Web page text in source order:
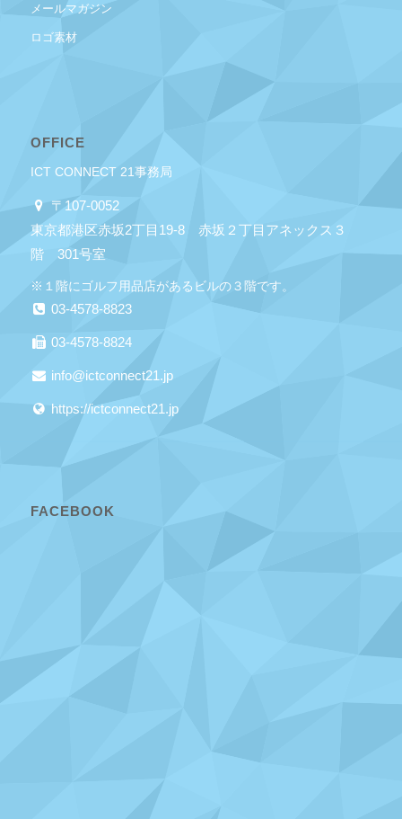
メールマガジン
ロゴ素材
OFFICE
ICT CONNECT 21事務局
〒107-0052
東京都港区赤坂2丁目19-8 赤坂２丁目アネックス３
階 301号室
※１階にゴルフ用品店があるビルの３階です。
03-4578-8823
03-4578-8824
info@ictconnect21.jp
https://ictconnect21.jp
FACEBOOK